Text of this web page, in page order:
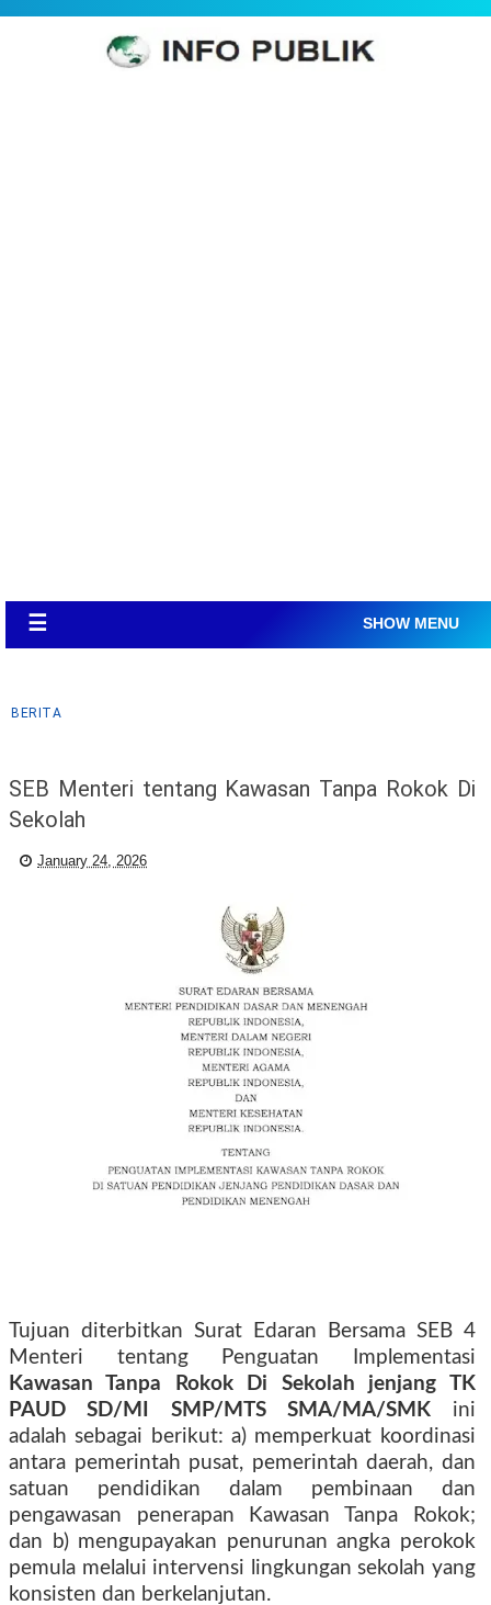
☰ SHOW MENU
BERITA
SEB Menteri tentang Kawasan Tanpa Rokok Di
Sekolah
January 24, 2026
Tujuan diterbitkan Surat Edaran Bersama SEB 4
Menteri tentang Penguatan Implementasi
Kawasan Tanpa Rokok Di Sekolah jenjang TK
PAUD SD/MI SMP/MTS SMA/MA/SMK ini
adalah sebagai berikut: a) memperkuat koordinasi
antara pemerintah pusat, pemerintah daerah, dan
satuan pendidikan dalam pembinaan dan
pengawasan penerapan Kawasan Tanpa Rokok;
dan b) mengupayakan penurunan angka perokok
pemula melalui intervensi lingkungan sekolah yang
konsisten dan berkelanjutan.